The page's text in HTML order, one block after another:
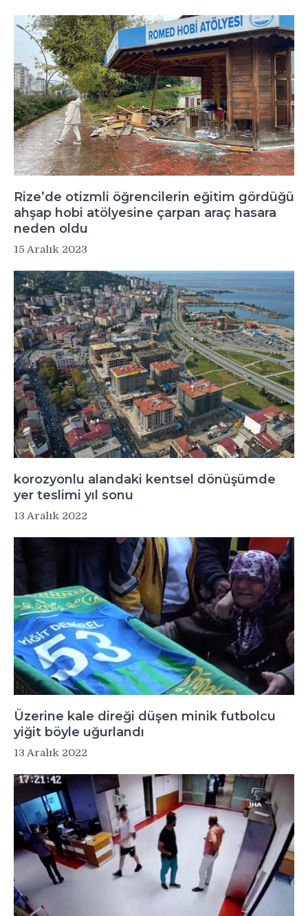
Rize’de otizmli öğrencilerin eğitim gördüğü
ahşap hobi atölyesine çarpan araç hasara
neden oldu
15 Aralık 2023
korozyonlu alandaki kentsel dönüşümde
yer teslimi yıl sonu
13 Aralık 2022
Üzerine kale direği düşen minik futbolcu
yiğit böyle uğurlandı
13 Aralık 2022